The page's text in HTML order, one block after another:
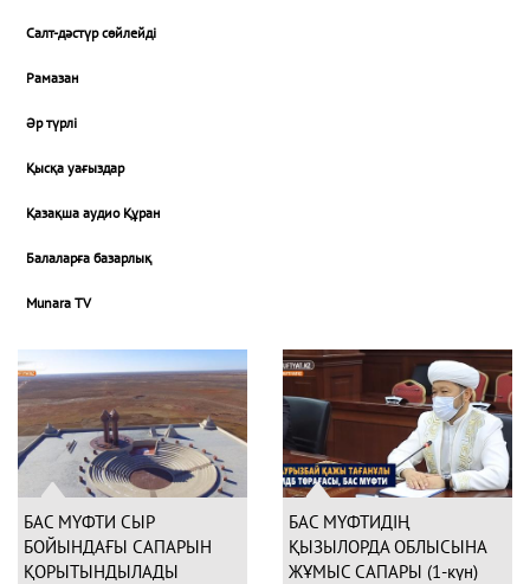
Салт-дәстүр сөйлейді
Рамазан
Әр түрлі
Қысқа уағыздар
Қазақша аудио Құран
Балаларға базарлық
Munara TV
БАС МҮФТИ СЫР
БОЙЫНДАҒЫ САПАРЫН
ҚОРЫТЫНДЫЛАДЫ
БАС МҮФТИДІҢ
ҚЫЗЫЛОРДА ОБЛЫСЫНА
ЖҰМЫС САПАРЫ (1-күн)